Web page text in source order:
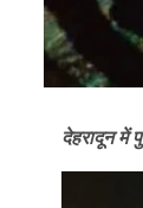
देहरादून में